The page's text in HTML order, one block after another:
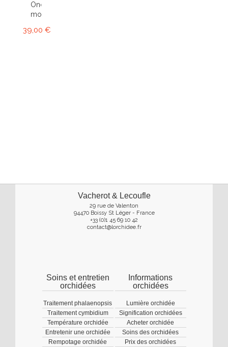
Oncidium
montanum
39,00 €
Vacherot & Lecoufle
29 rue de Valenton
94470 Boissy St Léger - France
+33 (0)1 45 69 10 42
contact@lorchidee.fr
Soins et entretien
orchidées
Traitement phalaenopsis
Traitement cymbidium
Température orchidée
Entretenir une orchidée
Rempotage orchidée
Informations
orchidées
Lumière orchidée
Signification orchidées
Acheter orchidée
Soins des orchidées
Prix des orchidées